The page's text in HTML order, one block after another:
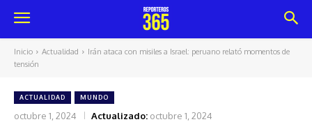
Inicio Actualidad
Irán ataca con misiles a Israel: peruano relató momentos de
tensión
ACTUALIDAD MUNDO
octubre 1, 2024 Actualizado: octubre 1, 2024